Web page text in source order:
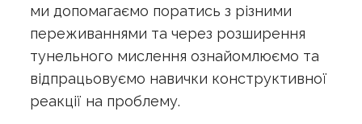
ми допомагаємо поратись з різними
переживаннями та через розширення
тунельного мислення ознайомлюємо та
відпрацьовуємо навички конструктивної
реакції на проблему.